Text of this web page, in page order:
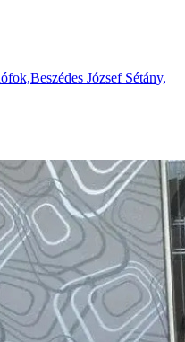
József Sétány,